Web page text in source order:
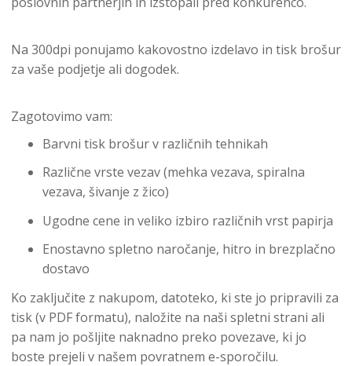
Na 300dpi ponujamo kakovostno izdelavo in tisk brošur
za vaše podjetje ali dogodek.
Zagotovimo vam:
Barvni tisk brošur v različnih tehnikah
Različne vrste vezav (mehka vezava, spiralna
vezava, šivanje z žico)
Ugodne cene in veliko izbiro različnih vrst papirja
Enostavno spletno naročanje, hitro in brezplačno
dostavo
Ko zaključite z nakupom, datoteko, ki ste jo pripravili za
tisk (v PDF formatu), naložite na naši spletni strani ali
pa nam jo pošljite naknadno preko povezave, ki jo
boste prejeli v našem povratnem e-sporočilu.